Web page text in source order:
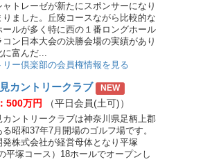
トレーゼが新たにスポンサーになり
りました。丘陵コースながら比較的な
ールが多く特に西の１番ロングホール
コン日本大会の決勝会場の実績があり
に富んだ...
リー倶楽部の会員権情報を見る
カントリークラブ NEW
500万円 （平日会員(土可)）
カントリークラブは神奈川県足柄上郡
昭和37年7月開場のゴルフ場です。
発株式会社が経営母体となり平塚
平塚コース）18ホールでオープンし